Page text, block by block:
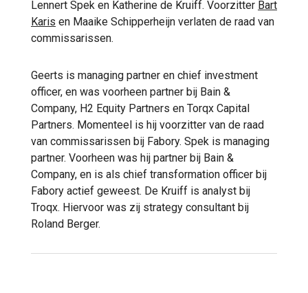
Lennert Spek en Katherine de Kruiff. Voorzitter Bart
Karis en Maaike Schipperheijn verlaten de raad van
commissarissen.
Geerts is managing partner en chief investment
officer, en was voorheen partner bij Bain &
Company, H2 Equity Partners en Torqx Capital
Partners. Momenteel is hij voorzitter van de raad
van commissarissen bij Fabory. Spek is managing
partner. Voorheen was hij partner bij Bain &
Company, en is als chief transformation officer bij
Fabory actief geweest. De Kruiff is analyst bij
Troqx. Hiervoor was zij strategy consultant bij
Roland Berger.